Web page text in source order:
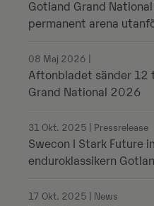
Gotland Grand
permanent arena
08 Maj 2026 |
Aftonbladet sänder 12
Grand National 2026
31 Okt. 2025 | Pressrelease
Swecon I Stark Future
enduroklassikern
17 Okt. 2025 | News